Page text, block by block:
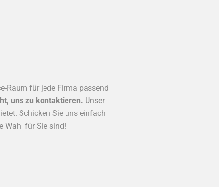
Raum für jede Firma passend
uns zu kontaktieren. Unser
Schicken Sie uns einfach
Wahl für Sie sind!